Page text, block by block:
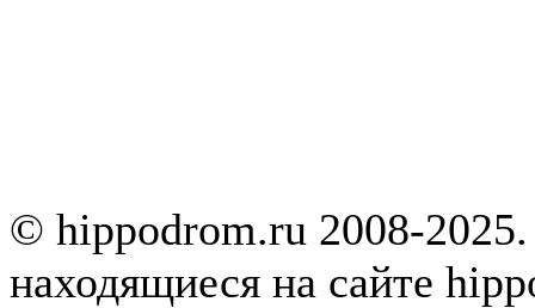
© hippodrom.ru 2008-
находящиеся на сайте